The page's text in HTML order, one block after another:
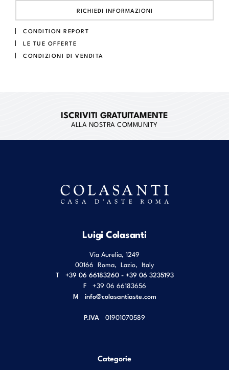
RICHIEDI INFORMAZIONI
CONDITION REPORT
LE TUE OFFERTE
CONDIZIONI DI VENDITA
ISCRIVITI GRATUITAMENTE
ALLA NOSTRA COMMUNITY
Luigi Colasanti
Via Aurelia, 1249
00166 Roma, Lazio, Italy
T
+39 06 66183260 - +39 06 3235193
F
+39 06 66183656
M info@colasantiaste.com
P.IVA 01901070589
Categorie